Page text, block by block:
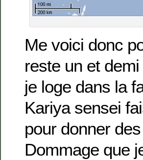
Me voici donc
reste un et
je loge dans la
Kariya sensei
pour donner
Dommage que